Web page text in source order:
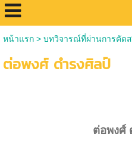
หน้าแรก> บทวิจารณ์ที่ผ่านการคัด
ต่อพงศ์ ดำรงศิลป์
ต่อพงศ์